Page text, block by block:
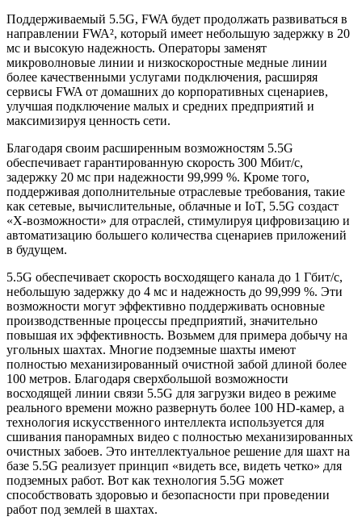
Поддерживаемый 5.5G, FWA будет продолжать развиваться в
направлении FWA², который имеет небольшую задержку в 20
мс и высокую надежность. Операторы заменят
микроволновые линии и низкоскоростные медные линии
более качественными услугами подключения, расширяя
сервисы FWA от домашних до корпоративных сценариев,
улучшая подключение малых и средних предприятий и
максимизируя ценность сети.
Благодаря своим расширенным возможностям 5.5G
обеспечивает гарантированную скорость 300 Мбит/с,
задержку 20 мс при надежности 99,999 %. Кроме того,
поддерживая дополнительные отраслевые требования, такие
как сетевые, вычислительные, облачные и IoT, 5.5G создаст
«X-возможности» для отраслей, стимулируя цифровизацию и
автоматизацию большего количества сценариев приложений
в будущем.
5.5G обеспечивает скорость восходящего канала до 1 Гбит/с,
небольшую задержку до 4 мс и надежность до 99,999 %. Эти
возможности могут эффективно поддерживать основные
производственные процессы предприятий, значительно
повышая их эффективность. Возьмем для примера добычу на
угольных шахтах. Многие подземные шахты имеют
полностью механизированный очистной забой длиной более
100 метров. Благодаря сверхбольшой возможности
восходящей линии связи 5.5G для загрузки видео в режиме
реального времени можно развернуть более 100 HD-камер, а
технология искусственного интеллекта используется для
сшивания панорамных видео с полностью механизированных
очистных забоев. Это интеллектуальное решение для шахт на
базе 5.5G реализует принцип «видеть все, видеть четко» для
подземных работ. Вот как технология 5.5G может
способствовать здоровью и безопасности при проведении
работ под землей в шахтах.